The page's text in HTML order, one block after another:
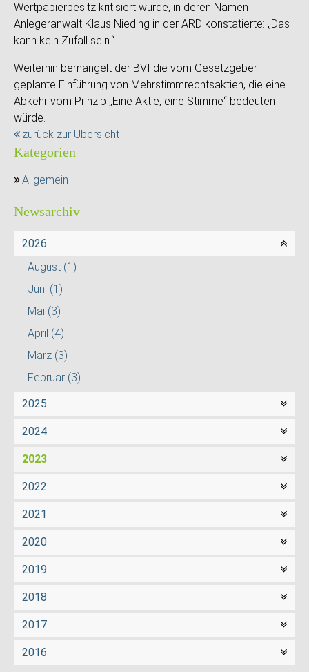
Wertpapierbesitz kritisiert wurde, in deren Namen
Anlegeranwalt Klaus Nieding in der ARD konstatierte: „Das
kann kein Zufall sein.“
Weiterhin bemängelt der BVI die vom Gesetzgeber
geplante Einführung von Mehrstimmrechtsaktien, die eine
Abkehr vom Prinzip „Eine Aktie, eine Stimme“ bedeuten
würde.
zurück zur Übersicht
Kategorien
Allgemein
Newsarchiv
2026
August (1)
Juni (1)
Mai (3)
April (4)
März (3)
Februar (3)
2025
2024
2023
2022
2021
2020
2019
2018
2017
2016